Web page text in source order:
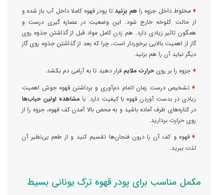
♦ مخلوط داخل جزوه راهم بزنیدتا پودر قهوه کاملا داخل آب باز شده و
از حالت کلوخه خارج شود. این وضعیت در عصاره گیری درست و
همگون تاثیر زیادی دارد. هم زدن کامل مواد قبل از گذاشتن جذوه روی
گاز از اهمیت بالایی برخوردار است، چرا که بعد از گذاشتن جذوه روی گاز
دیگر نباید آن را هم بزنید.
♦ جزوه را بر روی حرارت ملایم قرار دهید تا به آرامی دم بکشد.
♦تشخیص درست زمان اتمام دم‌آوری و برداشتن قهوه جوش اهمیت
زیادی در بدست آوردن قهوه با کیفیت دارد. بامشاهده اولین حباب‌ها
در کناره‌های ظرف آماده باشید و به محض بالا آمدن کف قهوه، جزوه را از
روی حرارت بردارید.
♦قهوه و کف آن را درون فنجان‌ها تقسیم کنید و از طعم بی‌نظیر آن
لذت ببرید.
مکمل مناسب برای پودر قهوه ترک یونانی بسیط